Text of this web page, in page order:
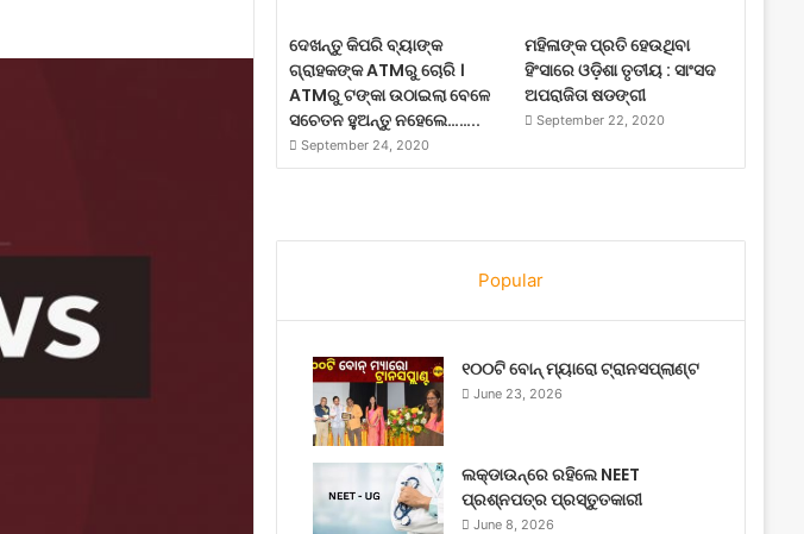
ଦେଖନ୍ତୁ କିପରି ବ୍ୟାଙ୍କ
ଗ୍ରାହକଙ୍କ ATMରୁ ଚୋରି ।
ATMରୁ ଟଙ୍କା ଉଠାଇଲା ବେଳେ
ସଚେତନ ହୁଅନ୍ତୁ ନହେଲେ……..
September 24, 2020
ମହିଳାଙ୍କ ପ୍ରତି ହେଉଥିବା
ହିଂସାରେ ଓଡ଼ିଶା ତୃତୀୟ : ସାଂସଦ
ଅପରାଜିତା ଷଡଙ୍ଗୀ
September 22, 2020
Popular
୧୦୦ଟି ବୋନ୍ ମ୍ୟାରୋ ଟ୍ରାନସପ୍ଲାଣ୍ଟ
June 23, 2026
ଲକ୍‌ଡାଉନ୍‌ରେ ରହିଲେ NEET
ପ୍ରଶ୍ନପତ୍ର ପ୍ରସ୍ତୁତକାରୀ
June 8, 2026